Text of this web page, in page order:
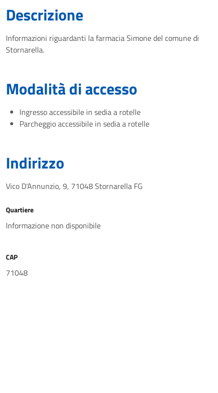
Descrizione
Informazioni riguardanti la farmacia Simone del comune di
Stornarella.
Modalità di accesso
Ingresso accessibile in sedia a rotelle
Parcheggio accessibile in sedia a rotelle
Indirizzo
Vico D'Annunzio, 9, 71048 Stornarella FG
Quartiere
Informazione non disponibile
CAP
71048